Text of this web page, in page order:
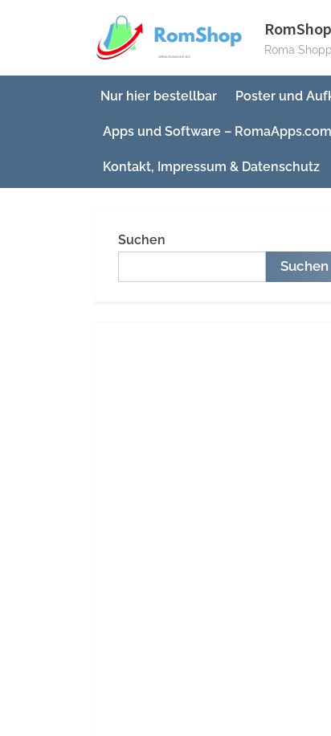
Roma
Nur hier bestellbar Poster und
Apps und Software – RomaApps.com
Kontakt, Impressum & Datenschutz
Suchen
Suchen